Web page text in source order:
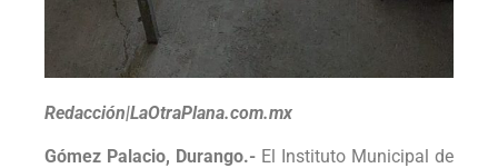
Redacción|LaOtraPlana.com.mx
Gómez Palacio, Durango.- El Instituto Municipal de